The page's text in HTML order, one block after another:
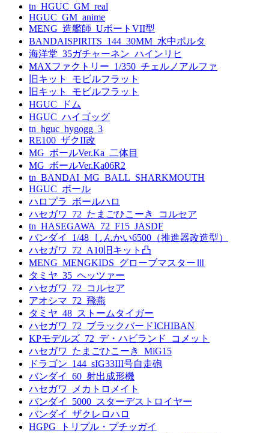
tn_HGUC_GM_real
HGUC_GM_anime
MENG_造艦師_UボートVII型
BANDAISPIRITS_144_30MM_水中ポルタ
海洋堂_35ガチャーネン_ハインリヒ
MAXファクトリー_1/350_チェルノアルファ
旧キット_モビルフラット
旧キット_モビルフラット
HGUC_ドム
HGUC_ハイゴッグ
tn_hguc_hygogg_3
RE100_ザクII改
MG_ボールVer.Ka_二体目
MG_ボールVer.Ka06R2
tn_BANDAI_MG_BALL_SHARKMOUTH
HGUC_ボール
ハロプラ_ボールハロ
ハセガワ_72_たまごひこーき_コルセア
tn_HASEGAWA_72_F15_JASDF
バンダイ_1/48_しんかい6500（推進器改造型）
ハセガワ_72_A10旧キット凸
MENG_MENGKIDS_グローブマスターⅢ
タミヤ_35_ヘッツァー
ハセガワ_72_コルセア
アオシマ_72_飛燕
タミヤ_48_ストームタイガー
ハセガワ_72_ブラックバードICHIBAN
KPモデルズ_72_デ・ハビランド_コメット
ハセガワ_たまごひこーき_MiG15
ドラゴン_144_sIG33III号自走砲
バンダイ_60_射出成形機
ハセガワ_メカトロメイト
バンダイ_5000_スターデストロイヤー
バンダイ_ザクレロハロ
HGPG_トリプル・プチッガイ